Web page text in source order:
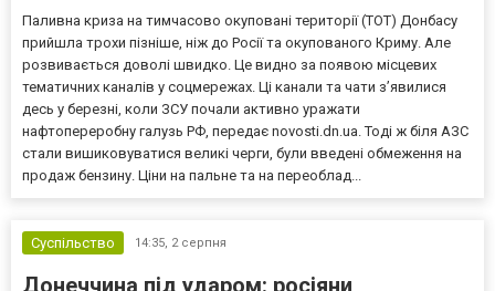
Паливна криза на тимчасово окуповані території (ТОТ) Донбасу
прийшла трохи пізніше, ніж до Росії та окупованого Криму. Але
розвивається доволі швидко. Це видно за появою місцевих
тематичних каналів у соцмережах. Ці канали та чати з’явилися
десь у березні, коли ЗСУ почали активно уражати
нафтопереробну галузь РФ, передає novosti.dn.ua. Тоді ж біля АЗС
стали вишиковуватися великі черги, були введені обмеження на
продаж бензину. Ціни на пальне та на переоблад...
Суспільство 14:35, 2 серпня
Донеччина під ударом: росіяни